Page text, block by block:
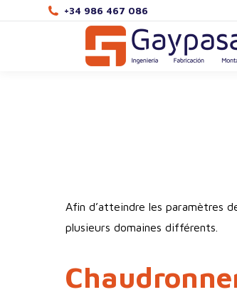
+34 986 467 086
Afin d’atteindre les paramètres
plusieurs domaines différents.